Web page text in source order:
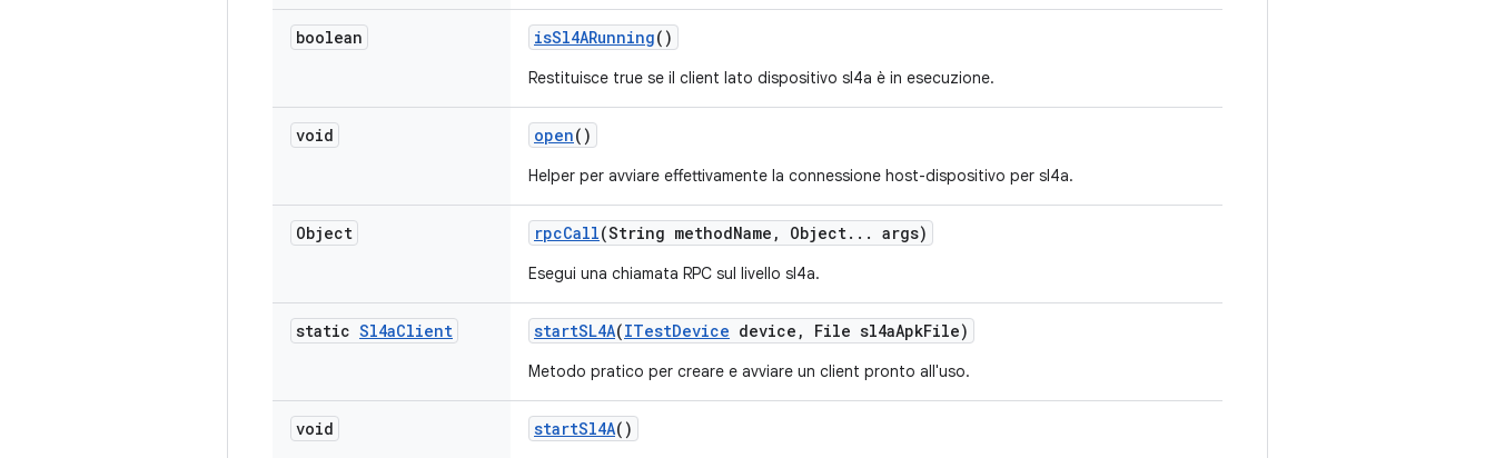
boolean isSl4ARunning()
Restituisce true se il client lato dispositivo sl4a è in esecuzione.
void open()
Helper per avviare effettivamente la connessione host-dispositivo per sl4a.
Object rpcCall(String methodName , Object. . . args)
Esegui una chiamata RPC sul livello sl4a.
static Sl4aClient startSL4A(ITestDevice device , File sl4aApkFile)
Metodo pratico per creare e avviare un client pronto all'uso.
void startSl4A()